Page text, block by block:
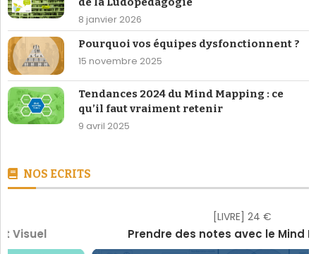
8 janvier 2026
Pourquoi vos équipes dysfonctionnent ?
15 novembre 2025
Tendances 2024 du Mind Mapping : ce
qu’il faut vraiment retenir
9 avril 2025
NOS ECRITS
Prendre des notes avec le Mind Mapping